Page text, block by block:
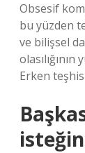
Obsesif
bu yüzden
ve bilişsel
Erken